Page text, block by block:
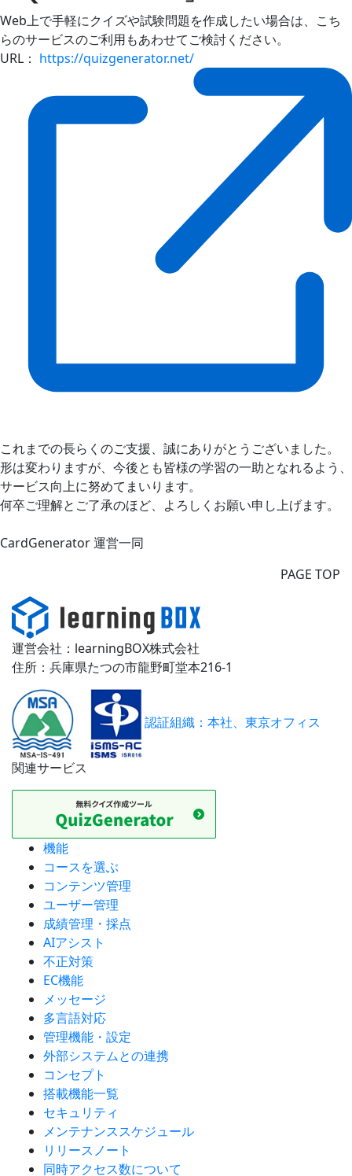
Web上で手軽にクイズや試験問題を作成したい場合は、こち
らのサービスのご利用もあわせてご検討ください。
URL： https://quizgenerator.net/
これまでの長らくのご支援、誠にありがとうございました。
形は変わりますが、今後とも皆様の学習の一助となれるよう、
サービス向上に努めてまいります。
何卒ご理解とご了承のほど、よろしくお願い申し上げます。
CardGenerator 運営一同
PAGE TOP
運営会社：learningBOX株式会社
住所：兵庫県たつの市龍野町堂本216-1
認証組織：本社、東京オフィス
関連サービス
機能
コースを選ぶ
コンテンツ管理
ユーザー管理
成績管理・採点
AIアシスト
不正対策
EC機能
メッセージ
多言語対応
管理機能・設定
外部システムとの連携
コンセプト
搭載機能一覧
セキュリティ
メンテナンススケジュール
リリースノート
同時アクセス数について